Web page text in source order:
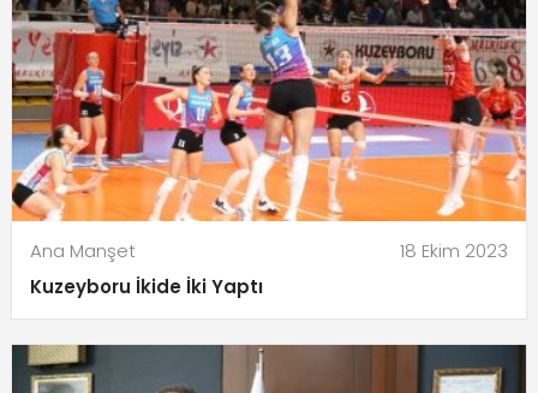
Ana Manşet
18 Ekim 2023
Kuzeyboru İkide İki Yaptı